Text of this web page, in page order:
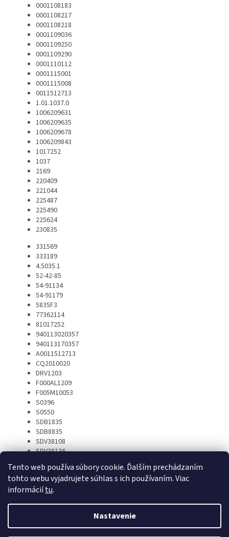
Tento web používa súbory cookie. Ďalším prechádzaním
tohto webu vyjadrujete súhlas s ich používaním. Viac
informáciítu.
Nastavenie
0001108183
0001108217
0001108218
0001109036
0001109250
0001109290
0001110112
0001115001
0001115008
0011512713
1.01.1037.0
1006209631
1006209635
1006209678
1006209843
1017252
1037
2169
220409
221044
225487
225490
225624
230835
331569
333189
4.5035.1
52-42-85
54-91134
54-91179
5835F3
77362114
81017252
940113020357
940113170357
A0011512713
CQ2010020
DRV1203
F000AL1209
F005M10053
S0396
S0550
SDB1835
SDB8835
SDV38108
SDV38136
Vytvoril Shoptet